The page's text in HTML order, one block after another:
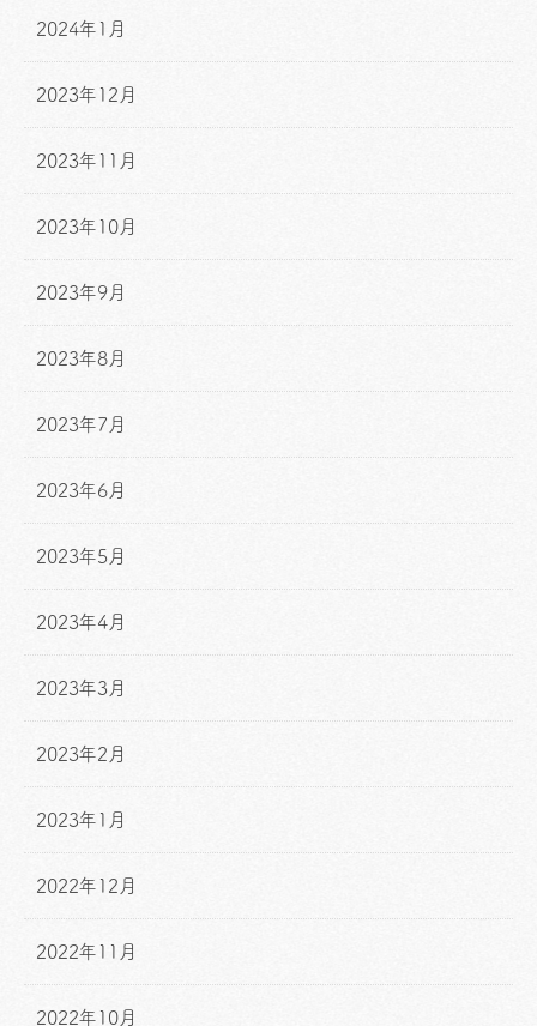
2024年1月
2023年12月
2023年11月
2023年10月
2023年9月
2023年8月
2023年7月
2023年6月
2023年5月
2023年4月
2023年3月
2023年2月
2023年1月
2022年12月
2022年11月
2022年10月